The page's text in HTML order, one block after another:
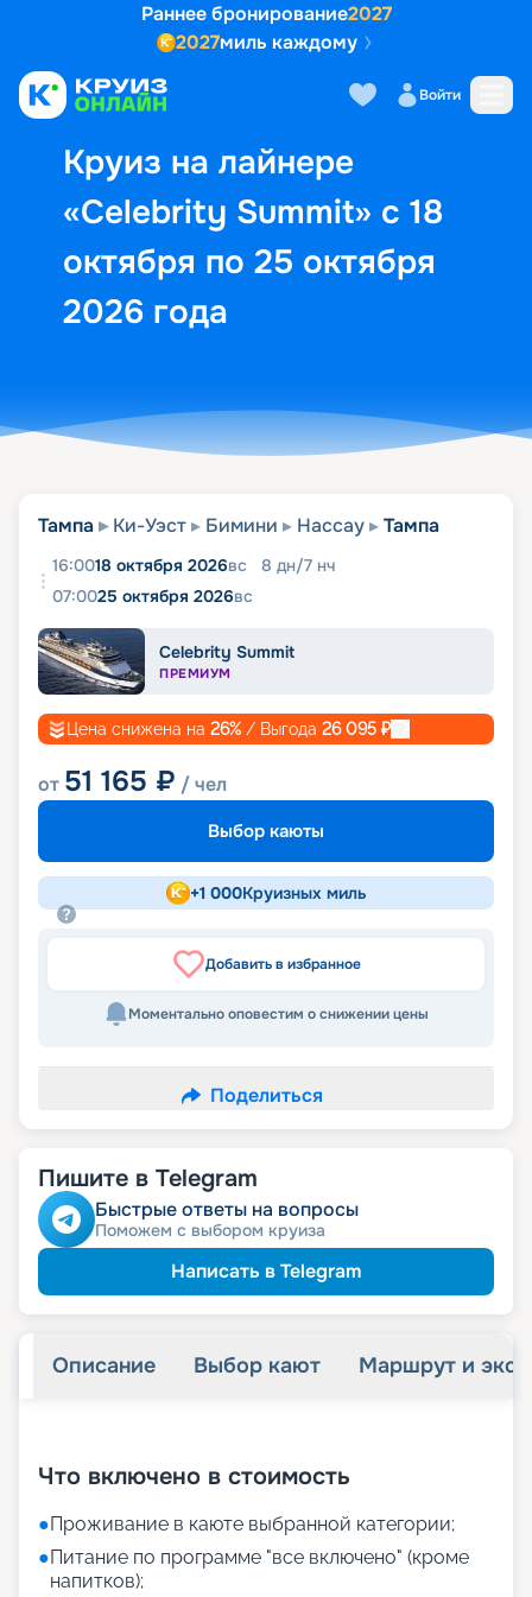
Раннее бронирование2027
2027миль каждому
Войти
Круиз на лайнере
«Celebrity Summit» с 18
октября по 25 октября
2026 года
Выбор кают Маршрут и
Тампа Ки-Уэст Бимини Нассау Тампа
16:0018 октября 2026вс 8 дн/7 нч
07:0025 октября 2026вс
Celebrity Summit
ПРЕМИУМ
Цена снижена на 26% / Выгода 26 095 ₽
от 51 165 ₽ / чел
Выбор каюты
+1 000Круизных миль
Добавить в избранное
Моментально оповестим о снижении цены
Поделиться
Пишите в Telegram
Быстрые ответы на вопросы
Поможем с выбором круиза
Написать в Telegram
Описание Выбор кают Маршрут и
Что включено в стоимость
●Проживание в каюте выбранной категории;
●Питание по программе "все включено" (кроме
напитков);